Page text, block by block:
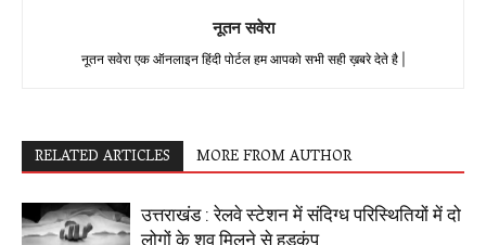
नूतन सवेरा
नूतन सवेरा एक ऑनलाइन हिंदी पोर्टल हम आपको सभी सही ख़बरे देते है |
RELATED ARTICLES MORE FROM AUTHOR
उत्तराखंड : रेलवे स्टेशन में संदिग्ध परिस्थितियों में दो
लोगों के शव मिलने से हड़कंप